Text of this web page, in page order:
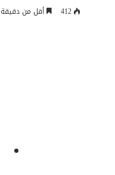
412 أقل من دقيقة